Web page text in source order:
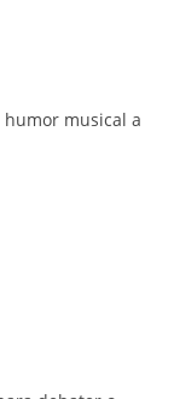
humor musical a